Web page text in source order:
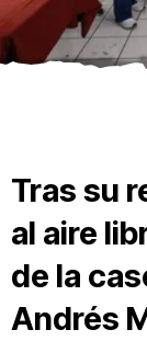
Tras su
al aire
de la
Andrés